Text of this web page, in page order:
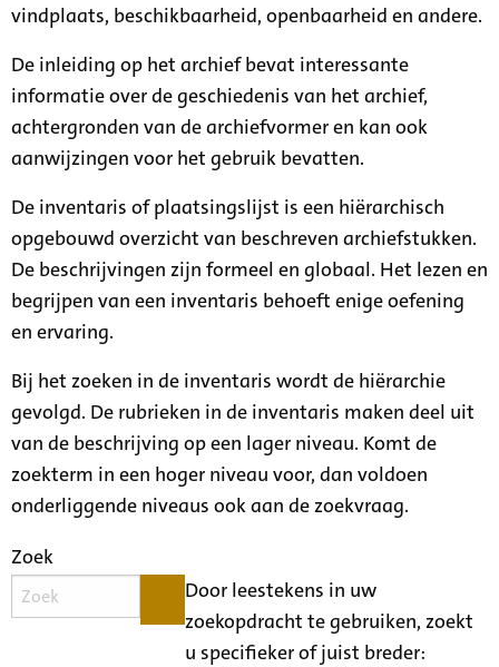
vindplaats, beschikbaarheid, openbaarheid en andere.
De inleiding op het archief bevat interessante
informatie over de geschiedenis van het archief,
achtergronden van de archiefvormer en kan ook
aanwijzingen voor het gebruik bevatten.
De inventaris of plaatsingslijst is een hiërarchisch
opgebouwd overzicht van beschreven archiefstukken.
De beschrijvingen zijn formeel en globaal. Het lezen en
begrijpen van een inventaris behoeft enige oefening
en ervaring.
Bij het zoeken in de inventaris wordt de hiërarchie
gevolgd. De rubrieken in de inventaris maken deel uit
van de beschrijving op een lager niveau. Komt de
zoekterm in een hoger niveau voor, dan voldoen
onderliggende niveaus ook aan de zoekvraag.
Zoek
Door leestekens in uw
zoekopdracht te gebruiken, zoekt
u specifieker of juist breder: